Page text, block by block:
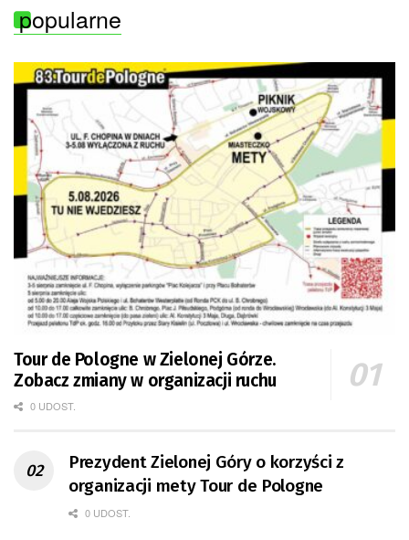
popularne
Tour de Pologne w Zielonej Górze.
Zobacz zmiany w organizacji ruchu
0 UDOST.
Prezydent Zielonej Góry o korzyści z
organizacji mety Tour de Pologne
0 UDOST.